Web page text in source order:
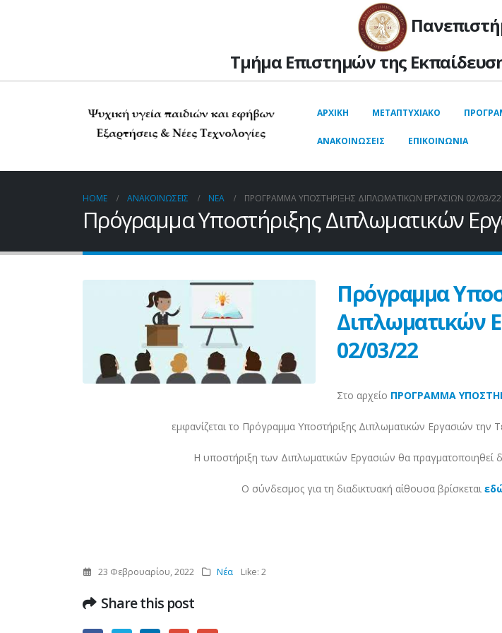
Τμήμα Επιστημών της
ΑΡΧΙΚΉ ΜΕΤΑΠΤΥΧΙΑΚΟ
ΑΝΑΚΟΙΝΩΣΕΙΣ ΕΠΙΚΟΙΝΩΝΙΑ
HOME ΑΝΑΚΟΙΝΏΣΕΙΣ ΝΈΑ ΠΡΌΓΡΑΜΜΑ ΥΠΟΣΤΉΡΙΞΗΣ ΔΙΠΛΩΜΑΤΙΚΏΝ ΕΡΓΑΣΙΏΝ 02/03/22
Πρόγραμμα Υποστήριξης Διπλωματικών
Πρόγραμμα
Διπλωματικών
02/03/22
Στο αρχείο ΠΡΟΓΡΑΜΜΑ
εμφανίζεται το Πρόγραμμα Υποστήριξης Διπλωματικών Εργασιών την
Η υποστήριξη των Διπλωματικών Εργασιών θα πραγματοποιηθεί
Ο σύνδεσμος για τη διαδικτυακή αίθουσα βρίσκεται
23 Φεβρουαρίου, 2022 Νέα Like:2
Share this post